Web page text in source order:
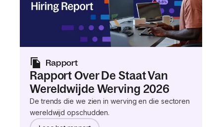
Rapport
Rapport Over De Staat Van
Wereldwijde Werving 2026
De trends die we zien in werving en die sectoren
wereldwijd opschudden.